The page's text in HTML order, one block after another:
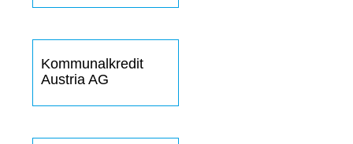
Kommunalkredit
Austria AG